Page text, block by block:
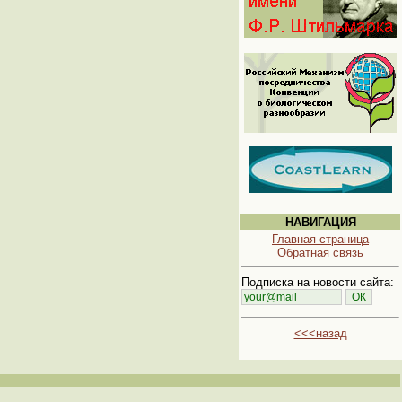
НАВИГАЦИЯ
Главная страница
Обратная связь
Подписка на новости сайта:
<<<назад